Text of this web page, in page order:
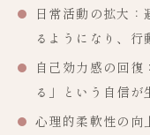
日常活動の拡大
るようになり、行
自己効力感の回復
る」という自信が
心理的柔軟性の向